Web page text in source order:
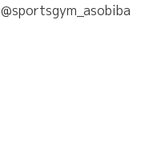
@sportsgym_asobiba